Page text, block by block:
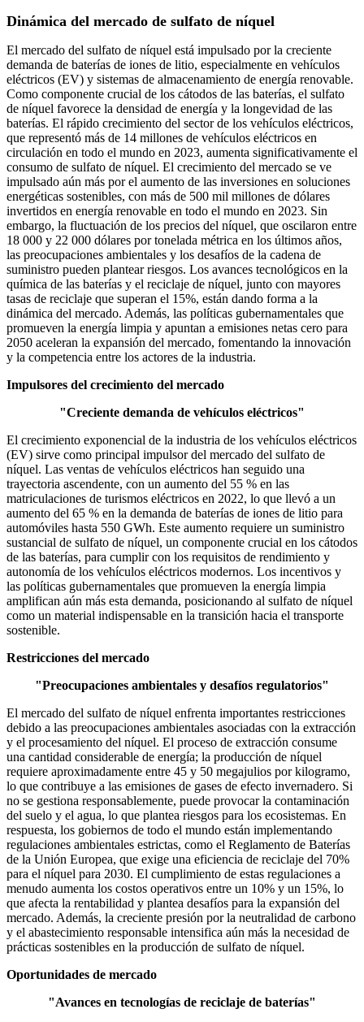
Dinámica del mercado de sulfato de níquel
El mercado del sulfato de níquel está impulsado por la creciente
demanda de baterías de iones de litio, especialmente en vehículos
eléctricos (EV) y sistemas de almacenamiento de energía renovable.
Como componente crucial de los cátodos de las baterías, el sulfato
de níquel favorece la densidad de energía y la longevidad de las
baterías. El rápido crecimiento del sector de los vehículos eléctricos,
que representó más de 14 millones de vehículos eléctricos en
circulación en todo el mundo en 2023, aumenta significativamente el
consumo de sulfato de níquel. El crecimiento del mercado se ve
impulsado aún más por el aumento de las inversiones en soluciones
energéticas sostenibles, con más de 500 mil millones de dólares
invertidos en energía renovable en todo el mundo en 2023. Sin
embargo, la fluctuación de los precios del níquel, que oscilaron entre
18 000 y 22 000 dólares por tonelada métrica en los últimos años,
las preocupaciones ambientales y los desafíos de la cadena de
suministro pueden plantear riesgos. Los avances tecnológicos en la
química de las baterías y el reciclaje de níquel, junto con mayores
tasas de reciclaje que superan el 15%, están dando forma a la
dinámica del mercado. Además, las políticas gubernamentales que
promueven la energía limpia y apuntan a emisiones netas cero para
2050 aceleran la expansión del mercado, fomentando la innovación
y la competencia entre los actores de la industria.
Impulsores del crecimiento del mercado
"Creciente demanda de vehículos eléctricos"
El crecimiento exponencial de la industria de los vehículos eléctricos
(EV) sirve como principal impulsor del mercado del sulfato de
níquel. Las ventas de vehículos eléctricos han seguido una
trayectoria ascendente, con un aumento del 55 % en las
matriculaciones de turismos eléctricos en 2022, lo que llevó a un
aumento del 65 % en la demanda de baterías de iones de litio para
automóviles hasta 550 GWh. Este aumento requiere un suministro
sustancial de sulfato de níquel, un componente crucial en los cátodos
de las baterías, para cumplir con los requisitos de rendimiento y
autonomía de los vehículos eléctricos modernos. Los incentivos y
las políticas gubernamentales que promueven la energía limpia
amplifican aún más esta demanda, posicionando al sulfato de níquel
como un material indispensable en la transición hacia el transporte
sostenible.
Restricciones del mercado
"Preocupaciones ambientales y desafíos regulatorios"
El mercado del sulfato de níquel enfrenta importantes restricciones
debido a las preocupaciones ambientales asociadas con la extracción
y el procesamiento del níquel. El proceso de extracción consume
una cantidad considerable de energía; la producción de níquel
requiere aproximadamente entre 45 y 50 megajulios por kilogramo,
lo que contribuye a las emisiones de gases de efecto invernadero. Si
no se gestiona responsablemente, puede provocar la contaminación
del suelo y el agua, lo que plantea riesgos para los ecosistemas. En
respuesta, los gobiernos de todo el mundo están implementando
regulaciones ambientales estrictas, como el Reglamento de Baterías
de la Unión Europea, que exige una eficiencia de reciclaje del 70%
para el níquel para 2030. El cumplimiento de estas regulaciones a
menudo aumenta los costos operativos entre un 10% y un 15%, lo
que afecta la rentabilidad y plantea desafíos para la expansión del
mercado. Además, la creciente presión por la neutralidad de carbono
y el abastecimiento responsable intensifica aún más la necesidad de
prácticas sostenibles en la producción de sulfato de níquel.
Oportunidades de mercado
"Avances en tecnologías de reciclaje de baterías"